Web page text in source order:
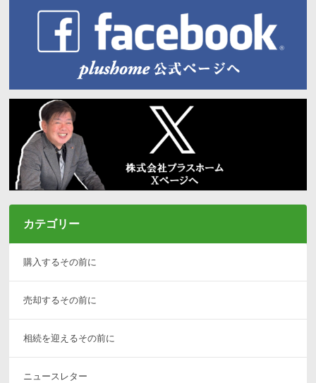
カテゴリー
購入するその前に
売却するその前に
相続を迎えるその前に
ニュースレター